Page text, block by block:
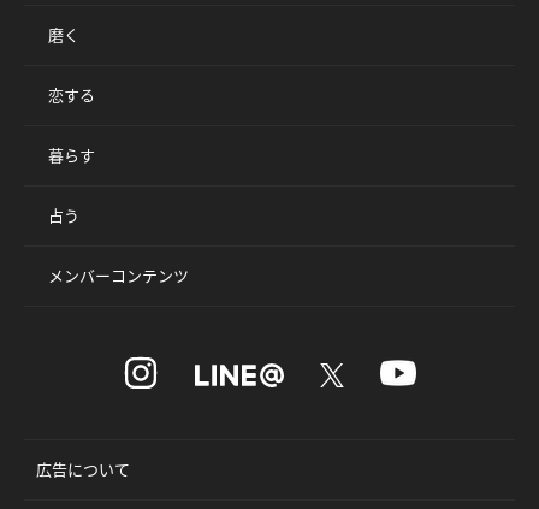
磨く
恋する
暮らす
占う
メンバーコンテンツ
広告について